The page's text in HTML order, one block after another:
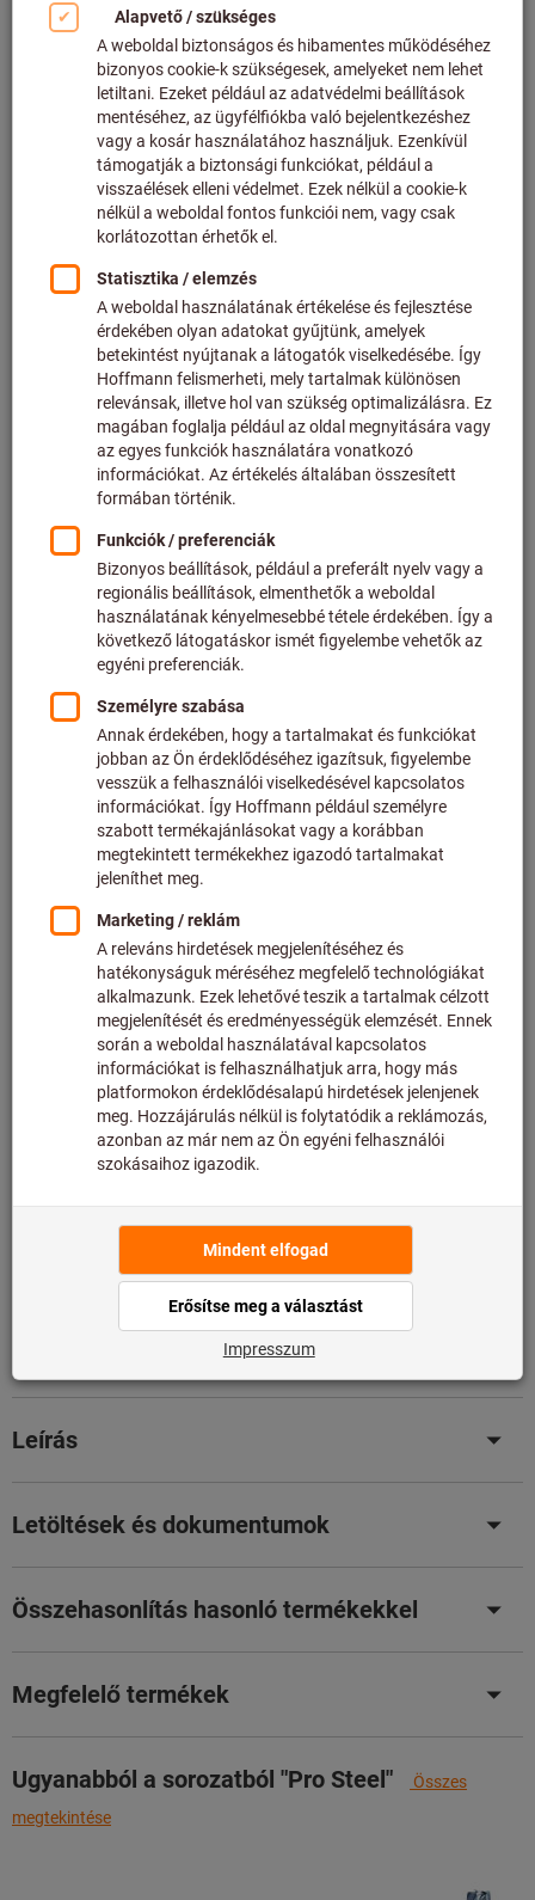
Kattintson a kép nagyításához
Ár beállítása 5 darabok (28,45 € / 1 Darab)
Egyedi árak az üzleti ügyfelek számára a
(mm):
5 6 8 10 12
20
Több terméket szeretne egyszerre rendelni?
Tovább a gyors bevitelhez
A kosárba
Raktáron
Hozzáadás a kívánságlistához Cikk megosztása
Leírás
Letöltések és dokumentumok
Összehasonlítás hasonló termékekkel
Megfelelő termékek
Ugyanabból a sorozatból "Pro Steel"
Összes
megtekintése